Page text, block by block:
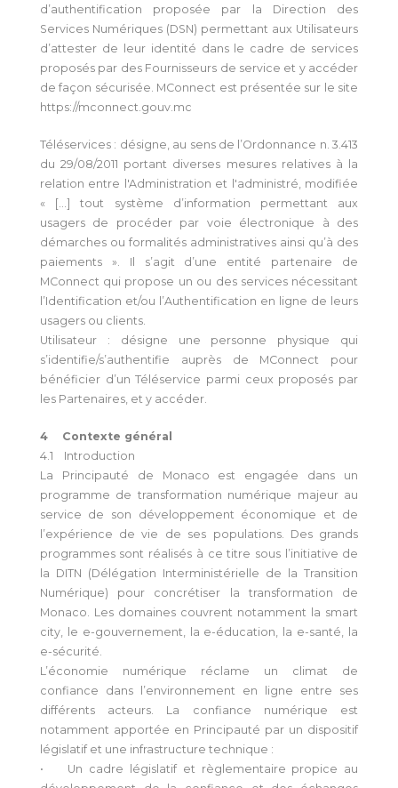
d’authentification proposée par la Direction des
Services Numériques (DSN) permettant aux Utilisateurs
d’attester de leur identité dans le cadre de services
proposés par des Fournisseurs de service et y accéder
de façon sécurisée. MConnect est présentée sur le site
https://mconnect.gouv.mc
Téléservices : désigne, au sens de l’Ordonnance n. 3.413
du 29/08/2011 portant diverses mesures relatives à la
relation entre l'Administration et l'administré, modifiée
« […] tout système d’information permettant aux
usagers de procéder par voie électronique à des
démarches ou formalités administratives ainsi qu’à des
paiements ». Il s’agit d’une entité partenaire de
MConnect qui propose un ou des services nécessitant
l’Identification et/ou l’Authentification en ligne de leurs
usagers ou clients.
Utilisateur : désigne une personne physique qui
s’identifie/s’authentifie auprès de MConnect pour
bénéficier d’un Téléservice parmi ceux proposés par
les Partenaires, et y accéder.
4 Contexte général
4.1 Introduction
La Principauté de Monaco est engagée dans un
programme de transformation numérique majeur au
service de son développement économique et de
l’expérience de vie de ses populations. Des grands
programmes sont réalisés à ce titre sous l’initiative de
la DITN (Délégation Interministérielle de la Transition
Numérique) pour concrétiser la transformation de
Monaco. Les domaines couvrent notamment la smart
city, le e-gouvernement, la e-éducation, la e-santé, la
e-sécurité.
L’économie numérique réclame un climat de
confiance dans l’environnement en ligne entre ses
différents acteurs. La confiance numérique est
notamment apportée en Principauté par un dispositif
législatif et une infrastructure technique :
• Un cadre législatif et règlementaire propice au